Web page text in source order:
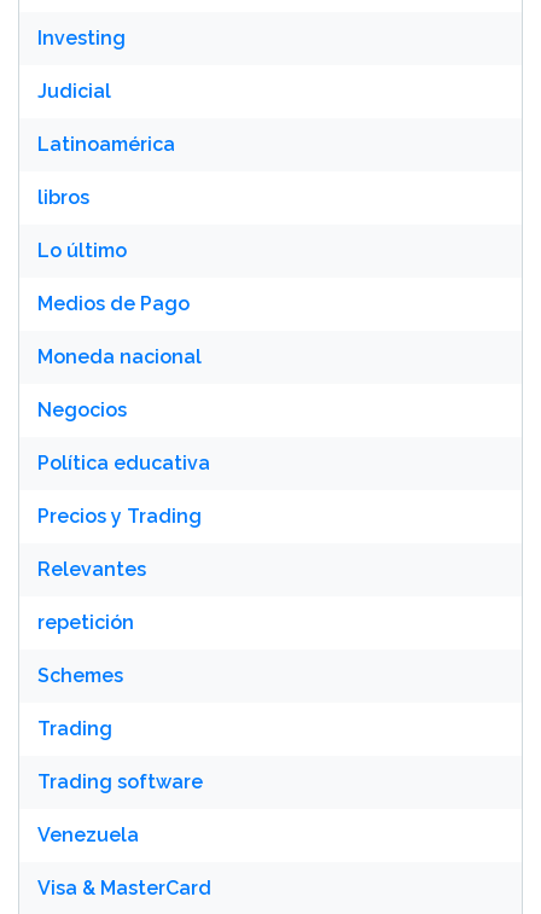
Investing
Judicial
Latinoamérica
libros
Lo último
Medios de Pago
Moneda nacional
Negocios
Política educativa
Precios y Trading
Relevantes
repetición
Schemes
Trading
Trading software
Venezuela
Visa & MasterCard